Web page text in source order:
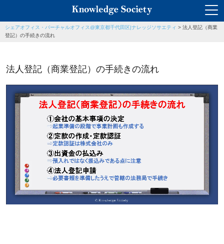
シェアオフィス・バーチャルオフィス@東京都千代田区|ナレッジソサエティ > 法人登記（商業
登記）の手続きの流れ
法人登記（商業登記）の手続きの流れ